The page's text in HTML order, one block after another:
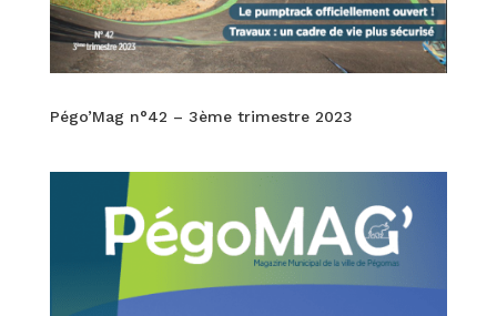
Pégo’Mag n°42 – 3ème trimestre 2023